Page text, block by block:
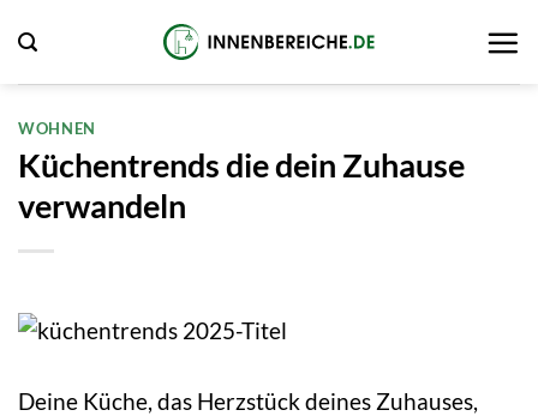
Inhalt
springen
WOHNEN
Küchentrends die dein Zuhause
verwandeln
Deine Küche, das Herzstück deines Zuhauses,